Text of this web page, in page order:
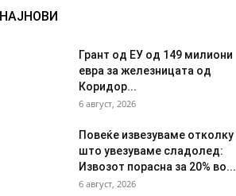
НАЈНОВИ
Грант од ЕУ од 149 милиони
евра за железницата од
Коридор...
6 август, 2026
Повеќе извезуваме отколку
што увезуваме сладолед:
Извозот порасна за 20% во...
6 август, 2026